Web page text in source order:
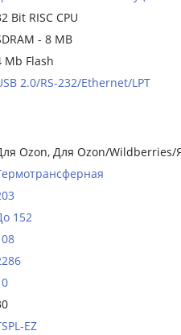
Bit RISC CPU
- 8 MB
Mb Flash
2.0/RS-232/Ethernet/LPT
Ozon, Для Ozon/Wildberries/
152
EZ